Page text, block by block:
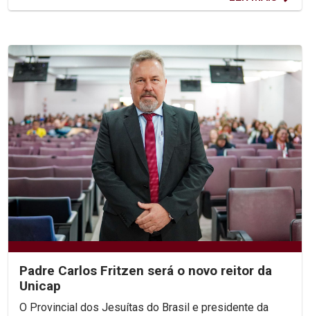
Padre Carlos Fritzen será o novo reitor da
Unicap
O Provincial dos Jesuítas do Brasil e presidente da